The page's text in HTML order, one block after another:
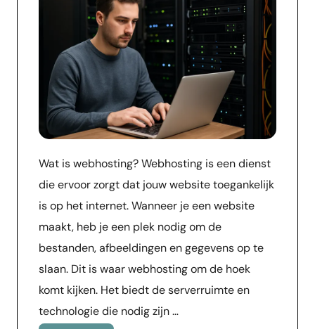
Wat is webhosting? Webhosting is een dienst
die ervoor zorgt dat jouw website toegankelijk
is op het internet. Wanneer je een website
maakt, heb je een plek nodig om de
bestanden, afbeeldingen en gegevens op te
slaan. Dit is waar webhosting om de hoek
komt kijken. Het biedt de serverruimte en
technologie die nodig zijn …